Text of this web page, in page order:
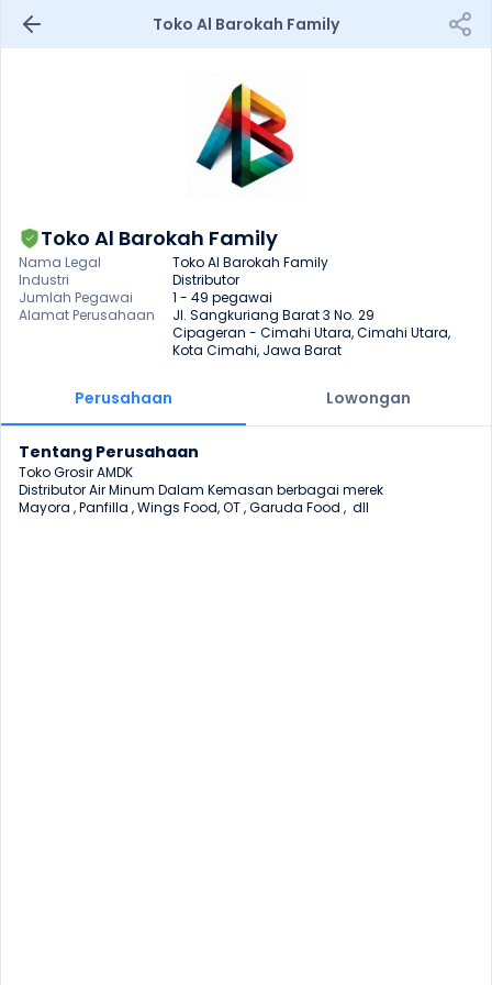
Toko Al Barokah Family
Toko Al Barokah Family
Nama Legal
Toko Al Barokah Family
Industri
Distributor
Jumlah Pegawai
1 - 49 pegawai
Alamat Perusahaan
Jl. Sangkuriang Barat 3 No. 29
Cipageran - Cimahi Utara, Cimahi Utara,
Kota Cimahi, Jawa Barat
Perusahaan Lowongan
Tentang Perusahaan
Toko Grosir AMDK
Distributor Air Minum Dalam Kemasan berbagai merek